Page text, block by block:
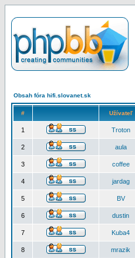
Obsah fóra hifi.slovanet.sk
# Užívateľ
1 Troton
2 aula
3 coffee
4 jardag
5 BV
6 dustin
7 Kuba4
8 mrazik